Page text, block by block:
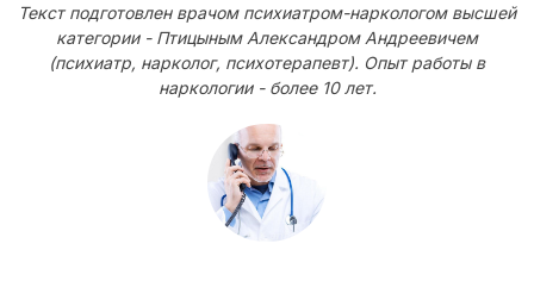
Текст подготовлен врачом психиатром-наркологом высшей
категории - Птицыным Александром Андреевичем
(психиатр, нарколог, психотерапевт). Опыт работы в
наркологии - более 10 лет.